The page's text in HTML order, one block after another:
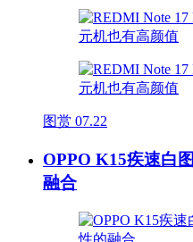
图赏 07.22
OPPO K15疾速白
融合